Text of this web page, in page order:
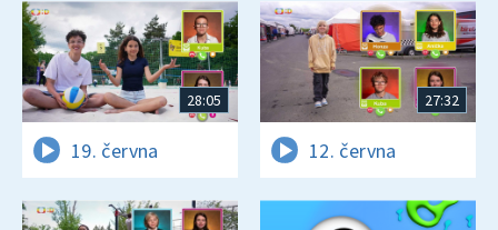
28:05
19. června
27:32
12. června